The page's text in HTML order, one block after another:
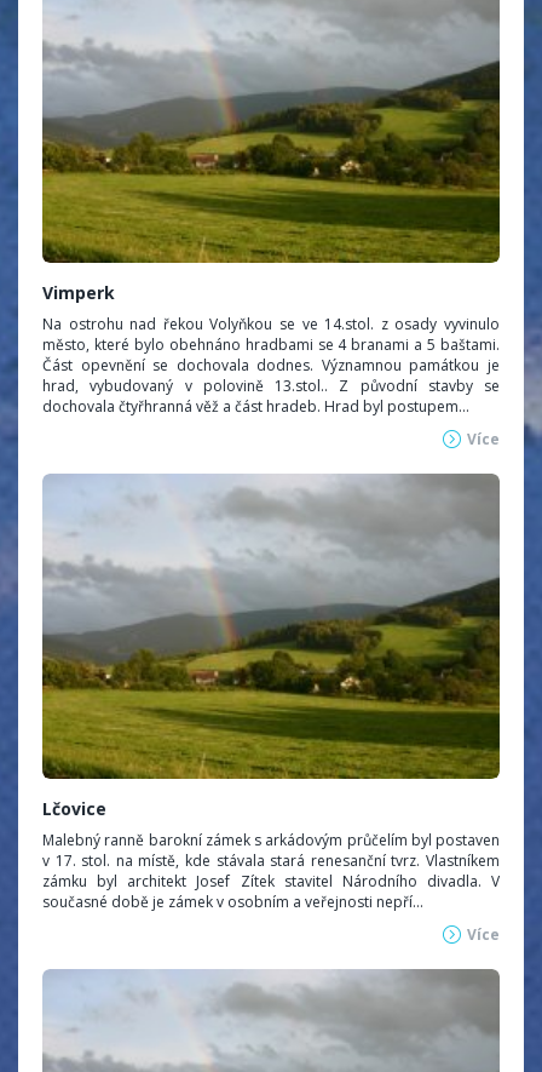
Vimperk
Na ostrohu nad řekou Volyňkou se ve 14.stol. z osady vyvinulo
město, které bylo obehnáno hradbami se 4 branami a 5 baštami.
Část opevnění se dochovala dodnes. Významnou památkou je
hrad, vybudovaný v polovině 13.stol.. Z původní stavby se
dochovala čtyřhranná věž a část hradeb. Hrad byl postupem...
Více
Lčovice
Malebný ranně barokní zámek s arkádovým průčelím byl postaven
v 17. stol. na místě, kde stávala stará renesanční tvrz. Vlastníkem
zámku byl architekt Josef Zítek stavitel Národního divadla. V
současné době je zámek v osobním a veřejnosti nepří...
Více